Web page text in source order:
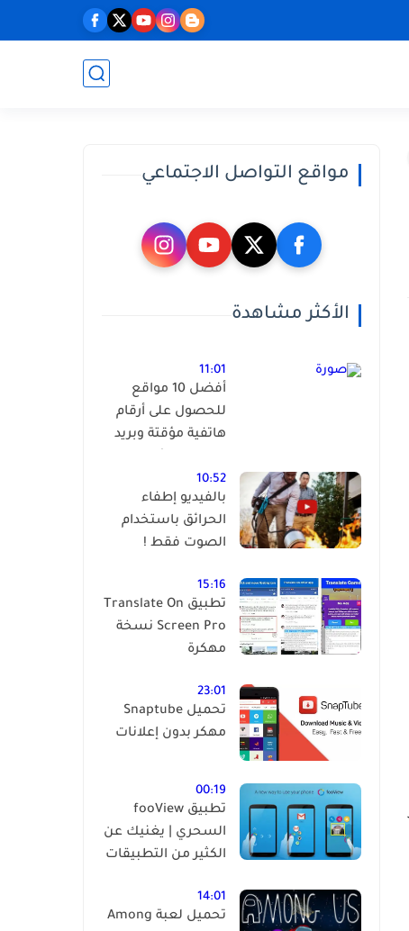
مواقع التواصل الاجتماعي
الأكثر مشاهدة
11:01
أفضل 10 مواقع
للحصول على أرقام
هاتفية مؤقتة وبريد
وبالمجان !
10:52
بالفيديو إطفاء
الحرائق باستخدام
الصوت فقط !
15:16
تطبيق Translate On
Screen Pro نسخة
مهكرة
23:01
تحميل Snaptube
مهكر بدون إعلانات
00:19
تطبيق fooView
السحري | يغنيك عن
الكثير من التطبيقات
14:01
تحميل لعبة Among